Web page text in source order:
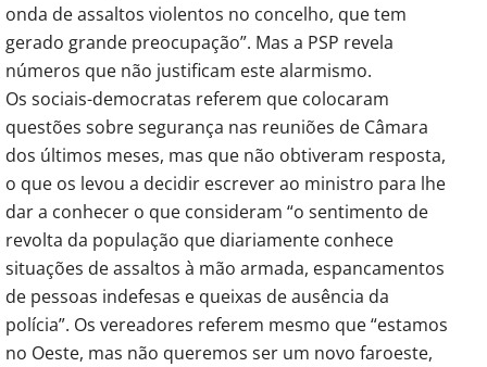
onda de assaltos violentos no concelho, que tem
gerado grande preocupação”. Mas a PSP revela
números que não justificam este alarmismo.
Os sociais-democratas referem que colocaram
questões sobre segurança nas reuniões de Câmara
dos últimos meses, mas que não obtiveram resposta,
o que os levou a decidir escrever ao ministro para lhe
dar a conhecer o que consideram “o sentimento de
revolta da população que diariamente conhece
situações de assaltos à mão armada, espancamentos
de pessoas indefesas e queixas de ausência da
polícia”. Os vereadores referem mesmo que “estamos
no Oeste, mas não queremos ser um novo faroeste,